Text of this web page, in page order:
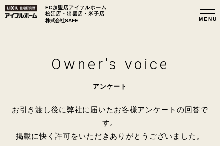
FC加盟店アイフルホーム
松江店・出雲店・米子店
株式会社SAFE
Owner’s voice
アンケート
お引き渡し後に弊社に届いたお客様アンケートの回答で
す。
掲載に快く許可をいただきありがとうございました。